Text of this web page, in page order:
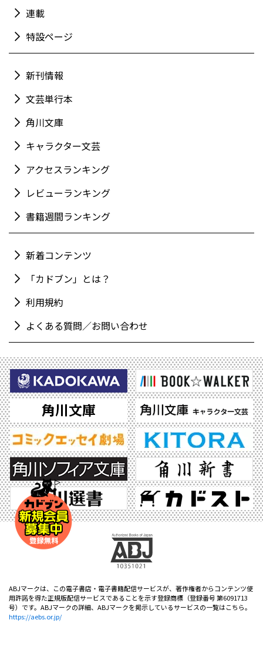
連載
特設ページ
新刊情報
文芸単行本
角川文庫
キャラクター文芸
アクセスランキング
レビューランキング
書籍週間ランキング
新着コンテンツ
「カドブン」とは？
利用規約
よくある質問／お問い合わせ
ABJマークは、この電子書店・電子書籍配信サービスが、著作権者からコンテンツ使
用許諾を得た正規版配信サービスであることを示す登録商標（登録番号 第6091713
号）です。ABJマークの詳細、ABJマークを掲示しているサービスの一覧はこちら。
https://aebs.or.jp/